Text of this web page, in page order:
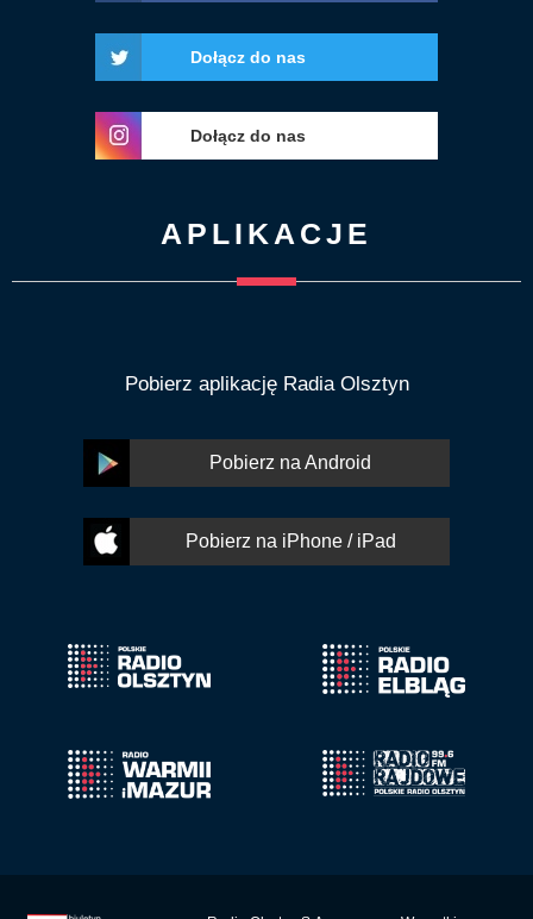
Dołącz do nas
Dołącz do nas
APLIKACJE
Pobierz aplikację Radia Olsztyn
Pobierz na Android
Pobierz na iPhone / iPad